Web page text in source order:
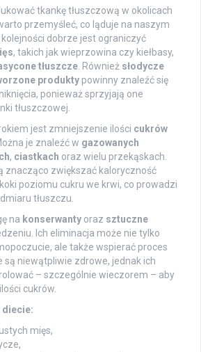
tkankę tłuszczową w okolicach
przemyśleć, co ląduje na naszym
dobrze jest ograniczyć
, takich jak wieprzowina czy kiełbasy,
tłuszcze . Również słodycze
produkty powinny znaleźć się
ponieważ sprzyjają one
tłuszczowej.
jest zmniejszenie ilości cukrów
je znaleźć w gazowanych
, ciastkach oraz wielu przekąskach.
znacząco zwiększać kaloryczność
poziomu cukru we krwi, co prowadzi
tłuszczu.
na konserwanty oraz sztuczne
Ich eliminacja może nie tylko
ale także wspierać proces
są niewątpliwie zdrowe, jednak ich
– szczególnie wieczorem – aby
cukrów.
diecie:
mięs,